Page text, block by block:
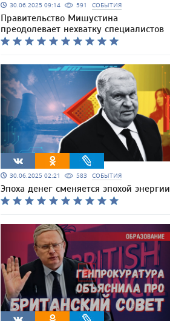
30.06.2025 09:14 591 СОБЫТИЯ
Правительство Мишустина
преодолевает нехватку специалистов
30.06.2025 02:21 583 СОБЫТИЯ
Эпоха денег сменяется эпохой энергии